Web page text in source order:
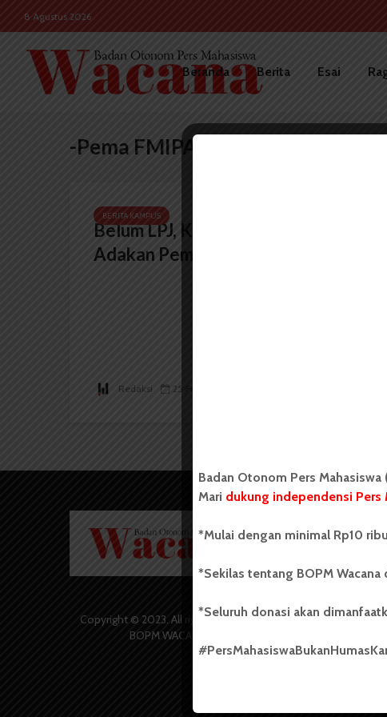
8 Agustus 2026
Beranda Berita Esai
-Pema FMIPA USU
BERITA KAMPUS
Belum LPJ, KPU FMIPA akan
Adakan Pemira 2018
Redaksi 25 Februari 2018
Copyright © 2023. All rights reserved
BOPM WACANA.
Wacana
secara
Universitas
salah satu
dengan nama
USU yang
Badan Otonom Pers
Mari dukung independensi Pers
*Mulai dengan minimal Rp10
*Sekilas tentang BOPM
*Seluruh donasi akan